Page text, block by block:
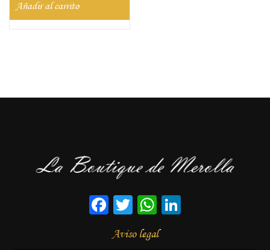
Añadir al carrito
Facebook
TwitterWhatsApp
Aviso legal